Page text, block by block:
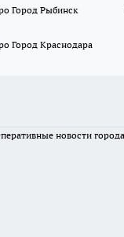
Город Рыбинск
Город Краснодара
новости